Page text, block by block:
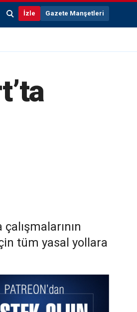
İzle Gazete Manşetleri
tüm yasal yollara